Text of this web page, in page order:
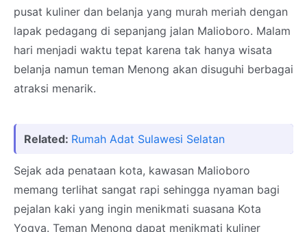
pusat kuliner dan belanja yang murah meriah dengan
lapak pedagang di sepanjang jalan Malioboro. Malam
hari menjadi waktu tepat karena tak hanya wisata
belanja namun teman Menong akan disuguhi berbagai
atraksi menarik.
Related: Rumah Adat Sulawesi Selatan
Sejak ada penataan kota, kawasan Malioboro
memang terlihat sangat rapi sehingga nyaman bagi
pejalan kaki yang ingin menikmati suasana Kota
Yogya. Teman Menong dapat menikmati kuliner